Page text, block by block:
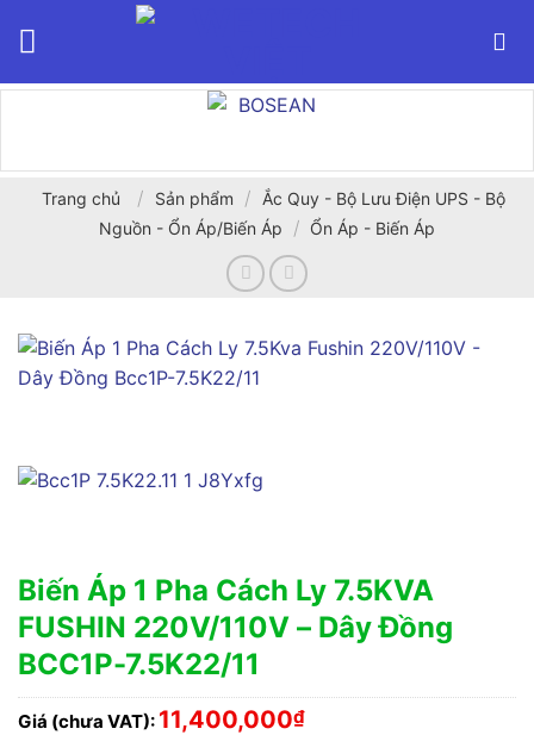
Trang chủ / Sản phẩm /
Ắc Quy - Bộ Lưu Điện UPS - Bộ
Nguồn - Ổn Áp/Biến Áp
/ Ổn Áp - Biến Áp
Biến Áp 1 Pha Cách Ly 7.5KVA
FUSHIN 220V/110V – Dây Đồng
BCC1P-7.5K22/11
Giá (chưa VAT): 11,400,000₫